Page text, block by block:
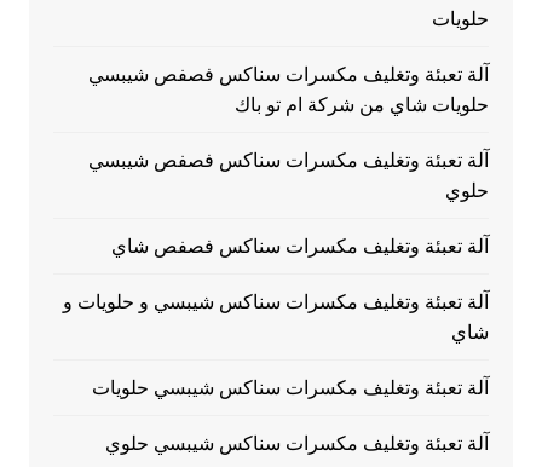
حلويات
آلة تعبئة وتغليف مكسرات سناكس فصفص شيبسي
حلويات شاي من شركة ام تو باك
آلة تعبئة وتغليف مكسرات سناكس فصفص شيبسي
حلوي
آلة تعبئة وتغليف مكسرات سناكس فصفص شاي
آلة تعبئة وتغليف مكسرات سناكس شيبسي و حلويات و
شاي
آلة تعبئة وتغليف مكسرات سناكس شيبسي حلويات
آلة تعبئة وتغليف مكسرات سناكس شيبسي حلوي